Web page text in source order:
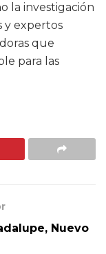
la investigación
y expertos
que
para las
Nuevo